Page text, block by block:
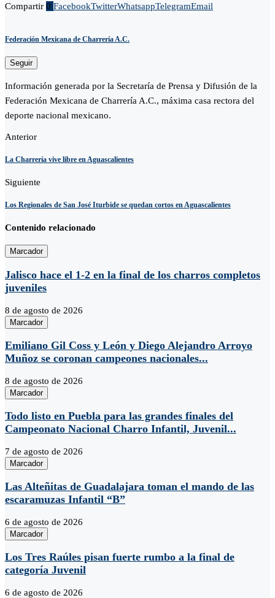
Compartir 0 FacebookTwitterWhatsappTelegramEmail
Federación Mexicana de Charrería A.C.
Seguir
Información generada por la Secretaría de Prensa y Difusión de la
Federación Mexicana de Charrería A.C., máxima casa rectora del
deporte nacional mexicano.
Anterior
La Charrería vive libre en Aguascalientes
Siguiente
Los Regionales de San José Iturbide se quedan cortos en Aguascalientes
Contenido relacionado
Marcador
Jalisco hace el 1-2 en la final de los charros completos
juveniles
8 de agosto de 2026
Marcador
Emiliano Gil Coss y León y Diego Alejandro Arroyo
Muñoz se coronan campeones nacionales...
8 de agosto de 2026
Marcador
Todo listo en Puebla para las grandes finales del
Campeonato Nacional Charro Infantil, Juvenil...
7 de agosto de 2026
Marcador
Las Alteñitas de Guadalajara toman el mando de las
escaramuzas Infantil “B”
6 de agosto de 2026
Marcador
Los Tres Raúles pisan fuerte rumbo a la final de
categoría Juvenil
6 de agosto de 2026